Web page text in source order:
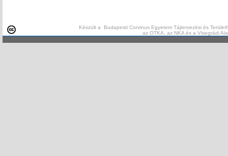
Készült a Budapesti Corvinus Egyetem Tájtervezési és
az OTKA, az NKA és a Visegrádi